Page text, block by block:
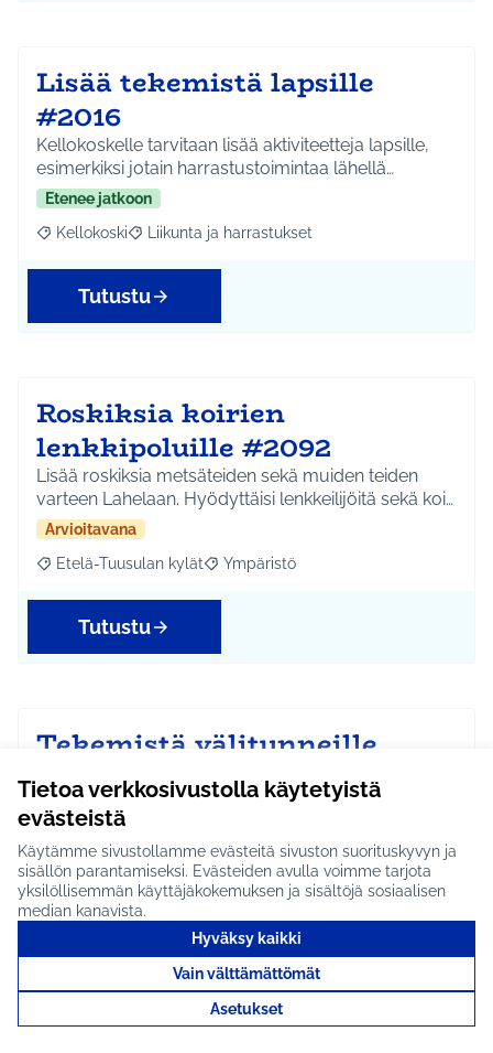
Tietoa verkkosivustolla käytetyistä
evästeistä
Käytämme sivustollamme evästeitä sivuston suorituskyvyn ja
sisällön parantamiseksi. Evästeiden avulla voimme tarjota
yksilöllisemmän käyttäjäkokemuksen ja sisältöjä sosiaalisen
median kanavista.
Hyväksy kaikki
Vain välttämättömät
Asetukset
Lisää tekemistä lapsille
#2016
Kellokoskelle tarvitaan lisää aktiviteetteja lapsille,
esimerkiksi jotain harrastustoimintaa lähellä…
Etenee jatkoon
Rajaa tulokset aihepiirin mukaan: Kellokoski
Kellokoski Rajaa tulokset teeman mukaan: Liikunta ja
Liikunta ja harrastukset
Tutustu
Roskiksia koirien
lenkkipoluille #2092
Lisää roskiksia metsäteiden sekä muiden teiden
varteen Lahelaan. Hyödyttäisi lenkkeilijöitä sekä koi…
Arvioitavana
Rajaa tulokset aihepiirin mukaan: Etelä-Tuusulan kylät
Etelä-Tuusulan kylät Rajaa tulokset teeman mukaan:
Ympäristö
Tutustu
Tekemistä välitunneille
#1949
Kirkonkylän koululla (Hyrylän torin väistötiloihin) olisi
tarve saada lisää välituntivälineitä. Esim…
Etenee jatkoon
Rajaa tulokset aihepiirin mukaan: Hyrylä
Hyrylä Rajaa tulokset teeman mukaan: Hyvinvointi ja
Hyvinvointi ja yhteisöllisyys
Tutustu